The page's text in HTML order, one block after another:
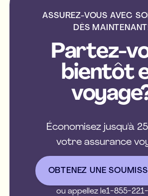
ASSUREZ-VOUS AVEC
DÈS
Partez-
bientôt
Économisez jusqu'à
votre assurance
OBTENEZ UNE
ou appellez le1-855-